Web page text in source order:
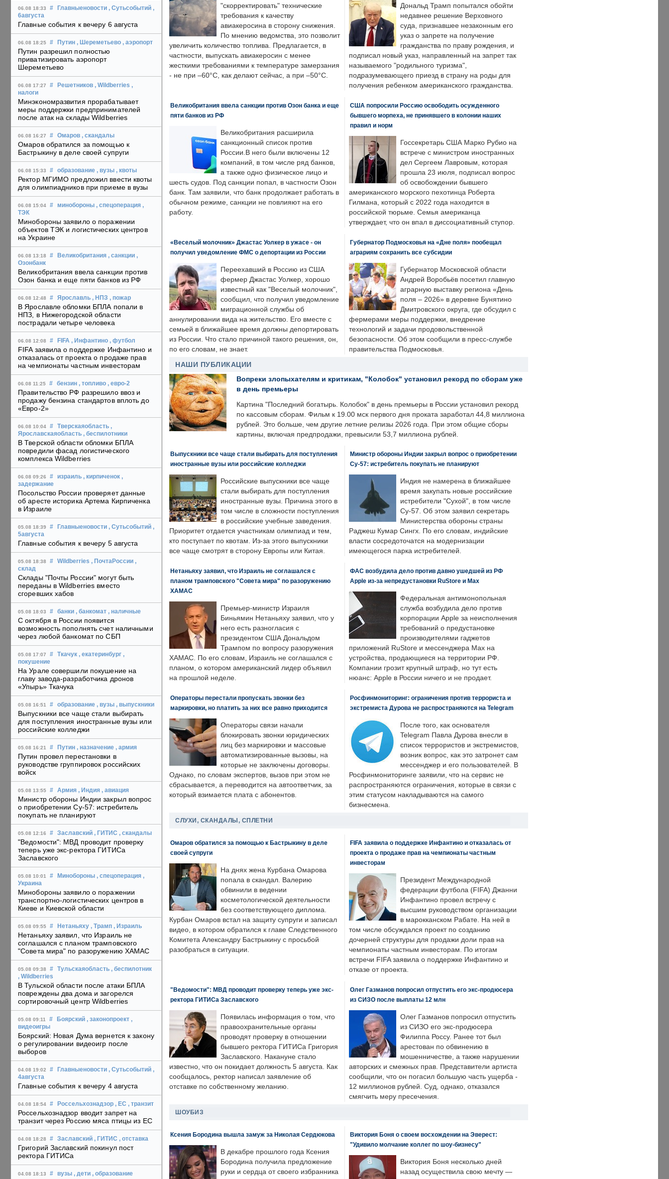
06.08 18:33 # Главныеновости , Сутьсобытий ,
6августа
Главные события к вечеру 6 августа
06.08 18:25 # Путин , Шереметьево , аэропорт
Путин разрешил полностью
приватизировать аэропорт
Шереметьево
06.08 17:27 # Решетников , Wildberries ,
налоги
Минэкономразвития прорабатывает
меры поддержки предпринимателей
после атак на склады Wildberries
06.08 16:27 # Омаров , скандалы
Омаров обратился за помощью к
Бастрыкину в деле своей супруги
06.08 15:33 # образование , вузы , квоты
Ректор МГИМО предложил ввести квоты
для олимпиадников при приеме в вузы
06.08 15:04 # минобороны , спецоперация ,
ТЭК
Минобороны заявило о поражении
объектов ТЭК и логистических центров
на Украине
06.08 13:18 # Великобритания , санкции ,
Озонбанк
Великобритания ввела санкции против
Озон банка и еще пяти банков из РФ
06.08 12:48 # Ярославль , НПЗ , пожар
В Ярославле обломки БПЛА попали в
НПЗ, в Нижегородской области
пострадали четыре человека
06.08 12:08 # FIFA , Инфантино , футбол
FIFA заявила о поддержке Инфантино и
отказалась от проекта о продаже прав
на чемпионаты частным инвесторам
06.08 11:25 # бензин , топливо , евро-2
Правительство РФ разрешило ввоз и
продажу бензина стандартов вплоть до
«Евро-2»
06.08 10:04 # Тверскаяобласть ,
Ярославскаяобласть , беспилотники
В Тверской области обломки БПЛА
повредили фасад логистического
комплекса Wildberries
06.08 09:26 # израиль , кирпиченок ,
задержание
Посольство России проверяет данные
об аресте историка Артема Кирпиченка
в Израиле
05.08 18:39 # Главныеновости , Сутьсобытий ,
5августа
Главные события к вечеру 5 августа
05.08 18:38 # Wildberries , ПочтаРоссии ,
склад
Склады "Почты России" могут быть
переданы в Wildberries вместо
сгоревших хабов
05.08 18:03 # банки , банкомат , наличные
С октября в России появится
возможность пополнять счет наличными
через любой банкомат по СБП
05.08 17:07 # Ткачук , екатеринбург ,
покушение
На Урале совершили покушение на
главу завода-разработчика дронов
«Упырь» Ткачука
05.08 16:51 # образование , вузы , выпускники
Выпускники все чаще стали выбирать
для поступления иностранные вузы или
российские колледжи
05.08 16:21 # Путин , назначение , армия
Путин провел перестановки в
руководстве группировок российских
войск
05.08 13:55 # Армия , Индия , авиация
Министр обороны Индии закрыл вопрос
о приобретении Су-57: истребитель
покупать не планируют
05.08 12:16 # Заславский , ГИТИС , скандалы
"Ведомости": МВД проводит проверку
теперь уже экс-ректора ГИТИСа
Заславского
05.08 10:01 # Минобороны , спецоперация ,
Украина
Минобороны заявило о поражении
транспортно-логистических центров в
Киеве и Киевской области
05.08 09:55 # Нетаньяху , Трамп , Израиль
Нетаньяху заявил, что Израиль не
соглашался с планом трамповского
"Совета мира" по разоружению ХАМАС
05.08 09:38 # Тульскаяобласть , беспилотник
, Wildberries
В Тульской области после атаки БПЛА
повреждены два дома и загорелся
сортировочный центр Wildberries
05.08 09:11 # Боярский , законопроект ,
видеоигры
Боярский: Новая Дума вернется к закону
о регулировании видеоигр после
выборов
04.08 19:02 # Главныеновости , Сутьсобытий ,
4августа
Главные события к вечеру 4 августа
04.08 18:54 # Россельхознадзор , ЕС , транзит
Россельхознадзор вводит запрет на
транзит через Россию мяса птицы из ЕС
04.08 18:28 # Заславский , ГИТИС , отставка
Григорий Заславский покинул пост
ректора ГИТИСа
04.08 18:13 # вузы , дети , образование
"скорректировать" технические
требования к качеству
авиакеросина в сторону снижения.
По мнению ведомства, это позволит
увеличить количество топлива. Предлагается, в
частности, выпускать авиакеросин с менее
жесткими требованиями к температуре замерзания
- не при –60°C, как делают сейчас, а при –50°C.
Дональд Трамп попытался обойти
недавнее решение Верховного
суда, признавшее незаконным его
указ о запрете на получение
гражданства по праву рождения, и
подписал новый указ, направленный на запрет так
называемого "родильного туризма",
подразумевающего приезд в страну на роды для
получения ребенком американского гражданства.
Великобритания ввела санкции против Озон банка и еще
пяти банков из РФ
Великобритания расширила
санкционный список против
России.В него были включены 12
компаний, в том числе ряд банков,
а также одно физическое лицо и
шесть судов. Под санкции попал, в частности Озон
банк. Там заявили, что банк продолжает работать в
обычном режиме, санкции не повлияют на его
работу.
США попросили Россию освободить осужденного
бывшего морпеха, не принявшего в колонии наших
правил и норм
Госсекретарь США Марко Рубио на
встрече с министром иностранных
дел Сергеем Лавровым, которая
прошла 23 июля, подписал вопрос
об освобождении бывшего
американского морского пехотинца Роберта
Гилмана, который с 2022 года находится в
российской тюрьме. Семья американца
утверждает, что он впал в диссоциативный ступор.
«Веселый молочник» Джастас Уолкер в ужасе - он
получил уведомление ФМС о депортации из России
Переехавший в Россию из США
фермер Джастас Уолкер, хорошо
известный как "Веселый молочник",
сообщил, что получил уведомление
миграционной службы об
аннулировании вида на жительство. Его вместе с
семьей в ближайшее время должны депортировать
из России. Что стало причиной такого решения, он,
по его словам, не знает.
Губернатор Подмосковья на «Дне поля» пообещал
аграриям сохранить все субсидии
Губернатор Московской области
Андрей Воробьёв посетил главную
аграрную выставку региона «День
поля – 2026» в деревне Бунятино
Дмитровского округа, где обсудил с
фермерами меры поддержки, внедрение
технологий и задачи продовольственной
безопасности. Об этом сообщили в пресс-службе
правительства Подмосковья.
НАШИ ПУБЛИКАЦИИ
Вопреки злопыхателям и критикам, "Колобок" установил рекорд по сборам уже
в день премьеры
Картина "Последний богатырь. Колобок" в день премьеры в России установил рекорд
по кассовым сборам. Фильм к 19.00 мск первого дня проката заработал 44,8 миллиона
рублей. Это больше, чем другие летние релизы 2026 года. При этом общие сборы
картины, включая предпродажи, превысили 53,7 миллиона рублей.
Выпускники все чаще стали выбирать для поступления
иностранные вузы или российские колледжи
Российские выпускники все чаще
стали выбирать для поступления
иностранные вузы. Причина этого в
том числе в сложности поступления
в российские учебные заведения.
Приоритет отдается участникам олимпиад и тем,
кто поступает по квотам. Из-за этого выпускники
все чаще смотрят в сторону Европы или Китая.
Министр обороны Индии закрыл вопрос о приобретении
Су-57: истребитель покупать не планируют
Индия не намерена в ближайшее
время закупать новые российские
истребители "Сухой", в том числе
Су-57. Об этом заявил секретарь
Министерства обороны страны
Раджеш Кумар Сингх. По его словам, индийские
власти сосредоточатся на модернизации
имеющегося парка истребителей.
Нетаньяху заявил, что Израиль не соглашался с
планом трамповского "Совета мира" по разоружению
ХАМАС
Премьер-министр Израиля
Биньямин Нетаньяху заявил, что у
него есть разногласия с
президентом США Дональдом
Трампом по вопросу разоружения
ХАМАС. По его словам, Израиль не соглашался с
планом, о котором американский лидер объявил
на прошлой неделе.
ФАС возбудила дело против давно ушедшей из РФ
Apple из-за непредустановки RuStore и Max
Федеральная антимонопольная
служба возбудила дело против
корпорации Apple за неисполнения
требований о предустановке
производителями гаджетов
приложений RuStore и мессенджера Max на
устройства, продающиеся на территории РФ.
Компании грозит крупный штраф, но тут есть
нюанс: Apple в России ничего и не продает.
Операторы перестали пропускать звонки без
маркировки, но платить за них все равно приходится
Операторы связи начали
блокировать звонки юридических
лиц без маркировки и массовые
автоматизированные вызовы, на
которые не заключены договоры.
Однако, по словам экспертов, вызов при этом не
сбрасывается, а переводится на автоответчик, за
который взимается плата с абонентов.
Росфинмониторинг: ограничения против террориста и
экстремиста Дурова не распространяются на Telegram
После того, как основателя
Telegram Павла Дурова внесли в
список террористов и экстремистов,
возник вопрос, как это затронет сам
мессенджер и его пользователей. В
Росфинмониторинге заявили, что на сервис не
распространяются ограничения, которые в связи с
этим статусом накладываются на самого
бизнесмена.
СЛУХИ, СКАНДАЛЫ, СПЛЕТНИ
Омаров обратился за помощью к Бастрыкину в деле
своей супруги
На днях жена Курбана Омарова
попала в скандал. Валерию
обвинили в ведении
косметологической деятельности
без соответствующего диплома.
Курбан Омаров встал на защиту супруги и записал
видео, в котором обратился к главе Следственного
Комитета Александру Бастрыкину с просьбой
разобраться в ситуации.
FIFA заявила о поддержке Инфантино и отказалась от
проекта о продаже прав на чемпионаты частным
инвесторам
Президент Международной
федерации футбола (FIFA) Джанни
Инфантино провел встречу с
высшим руководством организации
в марокканском Рабате. На ней в
том числе обсуждался проект по созданию
дочерней структуры для продажи доли прав на
чемпионаты частным инвесторам. По итогам
встречи FIFA заявила о поддержке Инфантино и
отказе от проекта.
"Ведомости": МВД проводит проверку теперь уже экс-
ректора ГИТИСа Заславского
Появилась информация о том, что
правоохранительные органы
проводят проверку в отношении
бывшего ректора ГИТИСа Григория
Заславского. Накануне стало
известно, что он покидает должность 5 августа. Как
сообщалось, ректор написал заявление об
отставке по собственному желанию.
Олег Газманов попросил отпустить его экс-продюсера
из СИЗО после выплаты 12 млн
Олег Газманов попросил отпустить
из СИЗО его экс-продюсера
Филиппа Россу. Ранее тот был
арестован по обвинению в
мошенничестве, а также нарушении
авторских и смежных прав. Представители артиста
сообщили, что он погасил большую часть ущерба -
12 миллионов рублей. Суд, однако, отказался
смягчить меру пресечения.
ШОУБИЗ
Ксения Бородина вышла замуж за Николая Сердюкова
В декабре прошлого года Ксения
Бородина получила предложение
руки и сердца от своего избранника
Виктория Боня о своем восхождении на Эверест:
"Удивило молчание коллег по шоу-бизнесу"
Виктория Боня несколько дней
назад осуществила свою мечту —